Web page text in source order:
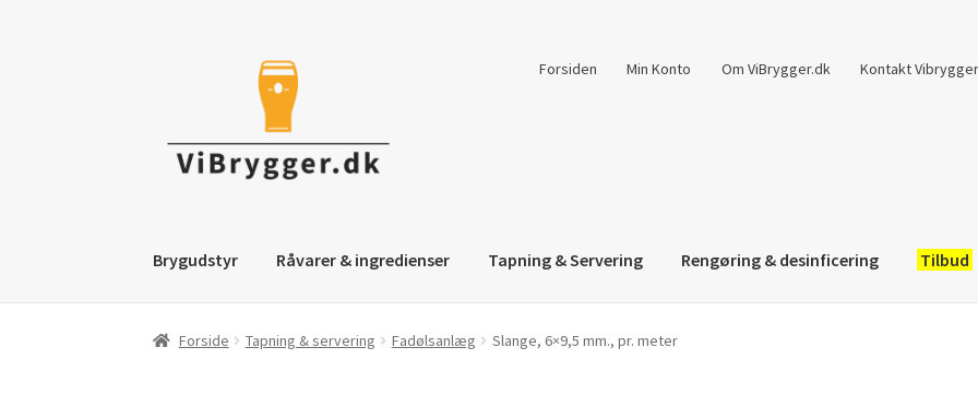
Forsiden Min Konto Om ViBrygger.dk Kontakt
Brygudstyr Råvarer & ingredienser Tapning & Servering Rengøring & desinficering Tilbud
Forside Tapning & servering Fadølsanlæg Slange, 6×9,5 mm., pr. meter